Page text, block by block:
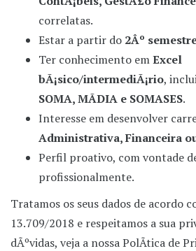
correlatas.
Estar a partir do 2Âº
Ter conhecimento emExcel
bÃ¡sico/intermediÃ¡rio,
SOMA, MÃDIA e SOMASES.
Interesse em desenvolver
Administrativa, Financeira
Perfil proativo, com vontade
profissionalmente.
Tratamos os seus dados de acordo
13.709/2018 e respeitamos a sua
dÃºvidas, veja a nossa PolÃ­tica de